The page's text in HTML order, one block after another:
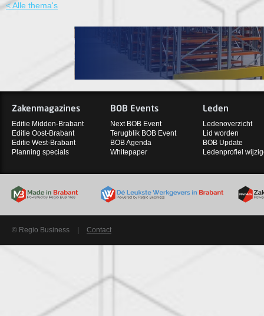
< Alle thema's
Zakenmagazines
Editie Midden-Brabant
Editie Oost-Brabant
Editie West-Brabant
Planning specials
BOB Events
Next BOB Event
Terugblik BOB Event
BOB Agenda
Whitepaper
Leden
Ledenoverzicht
Lid worden
BOB Update
Ledenprofiel
© Regio Business Contact